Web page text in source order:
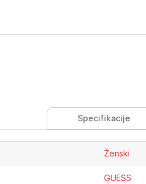
Specifikacije
Ženski
GUESS